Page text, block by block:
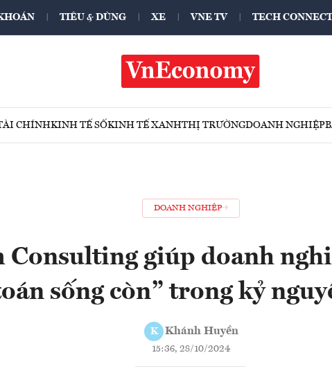
TIÊU & DÙNG XE VNE TV TECH CONNECT
CHÍNHKINH TẾ SỐKINH TẾ XANHTHỊ TRƯỜNGDOANH NGHIỆP
DOANH NGHIỆP
Consulting giúp doanh
sống còn” trong kỷ
K Khánh Huyền
15:36, 28/10/2024